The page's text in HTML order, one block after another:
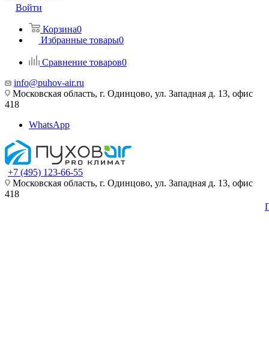
Войти
Корзина0
Избранные товары0
Сравнение товаров0
info@puhov-air.ru
Московская область, г. Одинцово, ул. Западная д. 13, офис
418
WhatsApp
+7 (495) 123-66-55
Московская область, г. Одинцово, ул. Западная д. 13, офис
418